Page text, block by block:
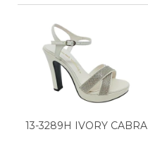
13-3289H IVORY CABRA